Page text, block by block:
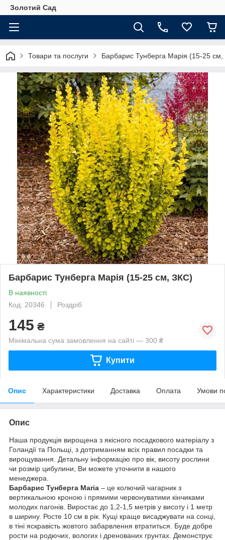
Золотий Сад
Товари та послуги Барбарис Тунберга Марія (15-25
Барбарис Тунберга Марія (15-25 см, ЗКС)
В наявності
Код: 20346
Роздріб
145 ₴
Мінімальна сума замовлення на сайті — 300 ₴
Купити
Опис Характеристики Доставка Оплата Умови
Опис
Наша продукція вирощена з якісного посадкового матеріалу з
Голандії та Польщі, з дотриманням всіх правил посадки та
вирощування. Детальну інформацію про вік, висоту рослини
чи розмір цибулини, Ви можете уточнити в нашого
менеджера.
Барбарис Тунберга Maria – це колючий чагарник з
вертикальною кроною і прямими червонуватими кінчиками
молодих пагонів. Виростає до 1,2-1,5 метрів у висоту і 1 метр
в ширину. Росте 10 см в рік. Кущі краще висаджувати на сонці,
в тіні яскравість жовтого забарвлення втратиться. Буде добре
рости на родючих, вологих і дренованих грунтах. Демонструє